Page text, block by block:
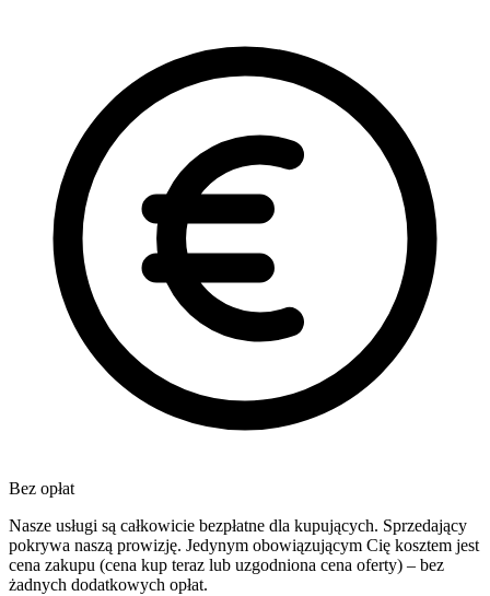
Bez opłat
Nasze usługi są całkowicie bezpłatne dla kupujących. Sprzedający
pokrywa naszą prowizję. Jedynym obowiązującym Cię kosztem jest
cena zakupu (cena kup teraz lub uzgodniona cena oferty) – bez
żadnych dodatkowych opłat.